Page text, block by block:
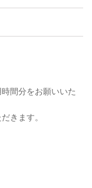
間分をお願いいた
きます。